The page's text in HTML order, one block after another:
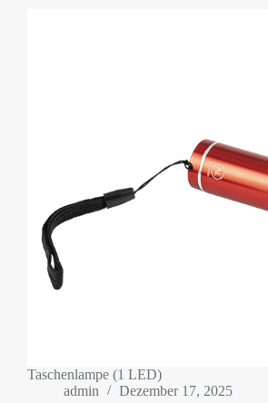
Taschenlampe (1 LED)
admin
Dezember 17, 2025